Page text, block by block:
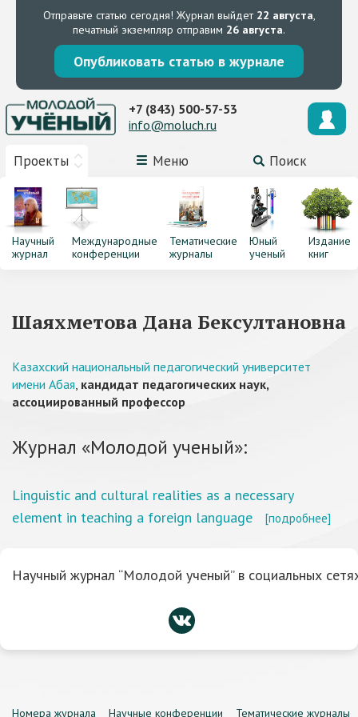
Отправьте статью сегодня! Журнал выйдет 22 августа,
печатный экземпляр отправим 26 августа.
Опубликовать статью в журнале
Проекты Меню Поиск
+7 (843) 500-57-53
info@moluch.ru
Научный
журнал
Международные
конференции
Тематические
журналы
Юный
ученый
Издание
книг
Шаяхметова Дана Бексултановна
Казахский национальный педагогический университет
имени Абая, кандидат педагогических наук,
ассоциированный профессор
Журнал «Молодой ученый»:
Linguistic and cultural realities as a necessary
element in teaching a foreign language
[подробнее]
Научный журнал “Молодой ученый” в социальных
Номера журнала Научные конференции Тематические журналы